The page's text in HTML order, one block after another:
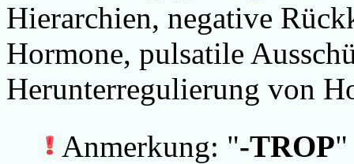
Hierarchien, negative
Hormone, pulsatile
Herunterregulierung von
Anmerkung: "-TROP